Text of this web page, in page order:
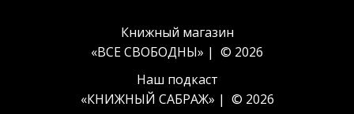
Книжный магазин
«ВСЕ СВОБОДНЫ» | © 2026
Наш подкаст
«КНИЖНЫЙ САБРАЖ» | © 2026